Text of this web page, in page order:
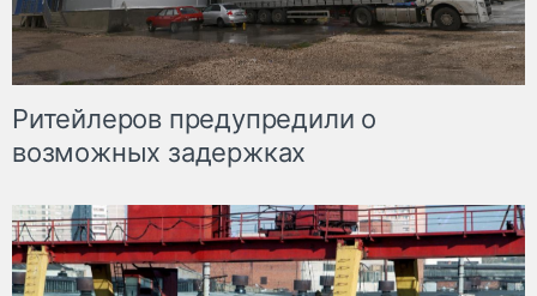
Ритейлеров предупредили о
возможных задержках